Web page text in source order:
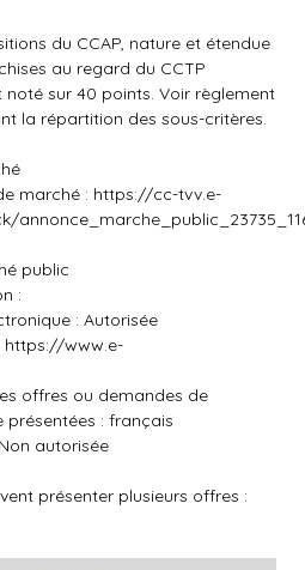
du CCAP, nature et étendue
au regard du CCTP
noté sur 40 points. Voir règlement
la répartition des sous-critères.
marché : https://cc-tvv.e-
public
:
: Autorisée
https://www.e-
offres ou demandes de
: français
autorisée
présenter plusieurs offres :